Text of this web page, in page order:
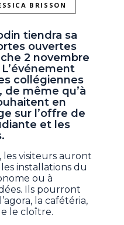
BRISSON
tiendra sa
ouvertes
2 novembre
L’événement
collégiennes
même qu’à
en
sur l’offre de
et les
visiteurs auront
installations du
ou à
Ils pourront
la cafétéria,
le cloître.